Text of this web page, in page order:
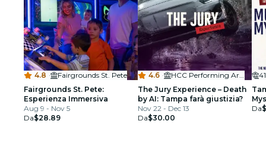
4.8 ·
Fairgrounds St. Pete
Fairgrounds St. Pete:
Esperienza Immersiva
Aug 9 - Nov 5
Da$28.89
4.6 ·
HCC Performing Arts Ybor City
The Jury Experience – Death
by AI: Tampa farà giustizia?
Nov 22 - Dec 13
Da$30.00
Da